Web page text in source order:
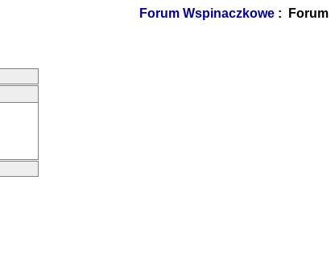
Forum Wspinaczkowe : Forum